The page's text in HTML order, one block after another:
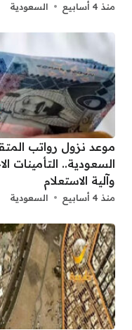
منذ 4 أسابيع السعودية
السعودية.. التأمينات
وآلية الاستعلام
منذ 4 أسابيع السعودية